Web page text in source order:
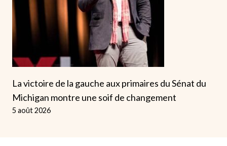
La victoire de la gauche aux primaires du Sénat du
Michigan montre une soif de changement
5 août 2026